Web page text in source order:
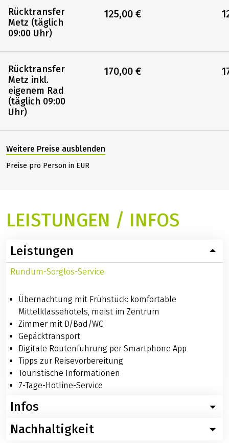
Rücktransfer
Metz (täglich
09:00 Uhr)
Rücktransfer
Metz inkl.
eigenem Rad
(täglich 09:00
Uhr)
125,00 €
170,00 €
Weitere Preise ausblenden
Preise pro Person in EUR
LEISTUNGEN / INFOS
Leistungen
Rundum-Sorglos-Service
Übernachtung mit Frühstück: komfortable
Mittelklassehotels, meist im Zentrum
Zimmer mit D/Bad/WC
Gepäcktransport
Digitale Routenführung per Smartphone App
Tipps zur Reisevorbereitung
Touristische Informationen
7-Tage-Hotline-Service
Infos
Wissenswertes zur Radreise Mosel: Metz – Koblenz
Nachhaltigkeit